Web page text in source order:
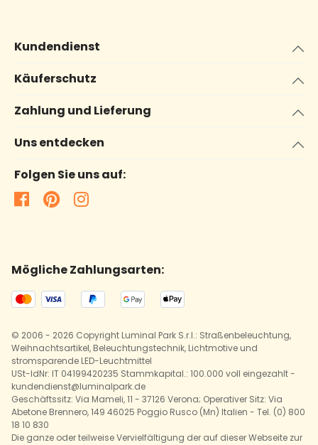
Kundendienst
Käuferschutz
Zahlung und Lieferung
Uns entdecken
Folgen Sie uns auf:
Mögliche Zahlungsarten:
© 2006 - 2026 Copyright Luminal Park S.r.l.: Straßenbeleuchtung,
Weihnachtsartikel, Beleuchtungstechnik, Lichtmotive und
stromsparende LED-Leuchtmittel
USt-IdNr: IT 04199420235 Stammkapital.: 100.000 voll eingezahlt -
kundendienst@luminalpark.de
Geschäftssitz: Via Mameli, 11 - 37126 Verona; Operativer Sitz: Via
Abetone Brennero, 149 46025 Poggio Rusco (Mn) Italien - Tel. (0) 800
18 10 830
Die ganze oder teilweise Vervielfältigung der auf dieser Webseite zur